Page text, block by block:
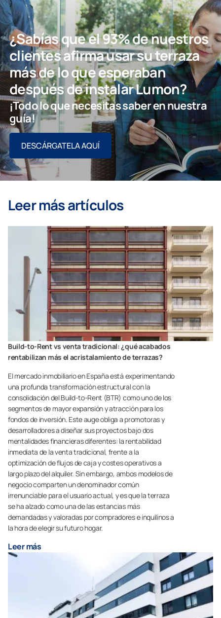
¿Sabías que el 93% de nuestros
clientes afirma usar su terraza
más de lo que esperaban
después de instalar Lumon?
¡Todo lo que necesitas saber en nuestra
guía!
DESCÁRGATELA AQUÍ
Leer más artículos
Build-to-Rent vs venta tradicional: ¿qué acabados
rentabilizan más el acristalamiento de terrazas?
El mercado inmobiliario en España está experimentando
una profunda transformación estructural con la
consolidación del Build-to-Rent (BTR) como uno de los
segmentos de mayor expansión y atracción para los
fondos de inversión. Este auge obliga a promotoras y
desarrolladores a diseñar sus proyectos bajo dos
mentalidades financieras diferentes: la rentabilidad
inmediata de la venta tradicional, frente a la
optimización de flujos de caja y costes operativos a
largo plazo del alquiler. Sin embargo, ambos modelos de
negocio comparten un denominador común
irrenunciable para el usuario actual, y es que la terraza
se ha alzado como una de las estancias más
demandadas y valoradas por compradores e inquilinos a
la hora de elegir su futuro hogar.
Leer más